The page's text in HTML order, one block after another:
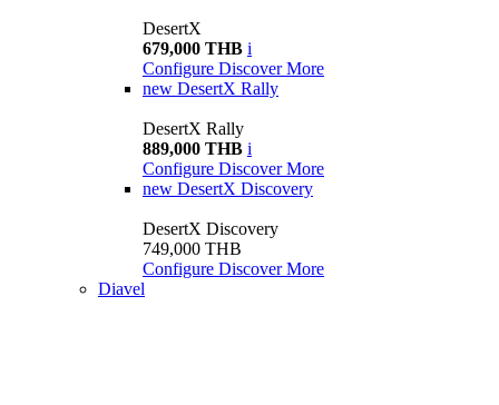
DesertX
679,000 THB i
Configure Discover More
new DesertX Rally
DesertX Rally
889,000 THB i
Configure Discover More
new DesertX Discovery
DesertX Discovery
749,000 THB
Configure Discover More
Diavel